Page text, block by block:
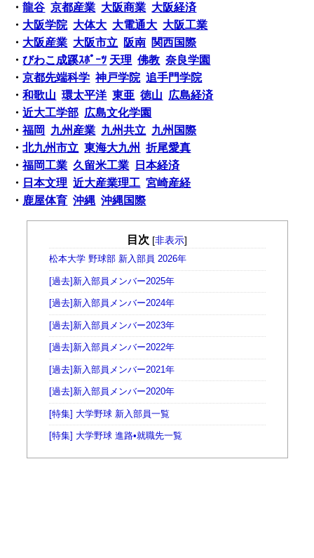
・龍谷 京都産業 大阪商業 大阪経済
・ 大阪学院 大体大 大電通大 大阪工業
・ 大阪産業 大阪市立 阪南 関西国際
・びわこ成蹊ｽﾎﾟｰﾂ 天理 佛教 奈良学園
・京都先端科学 神戸学院 追手門学院
・和歌山 環太平洋 東亜 徳山 広島経済
・近大工学部 広島文化学園
・福岡 九州産業 九州共立 九州国際
・北九州市立 東海大九州
折尾愛真
・福岡工業 久留米工業
日本経済
・ 日本文理 近大産業理工 宮崎産経
・ 鹿屋体育 沖縄 沖縄国際
目次 [非表示]
松本大学 野球部 新入部員 2026年
[過去]新入部員メンバー2025年
[過去]新入部員メンバー2024年
[過去]新入部員メンバー2023年
[過去]新入部員メンバー2022年
[過去]新入部員メンバー2021年
[過去]新入部員メンバー2020年
[特集] 大学野球 新入部員一覧
[特集] 大学野球 進路•就職先一覧